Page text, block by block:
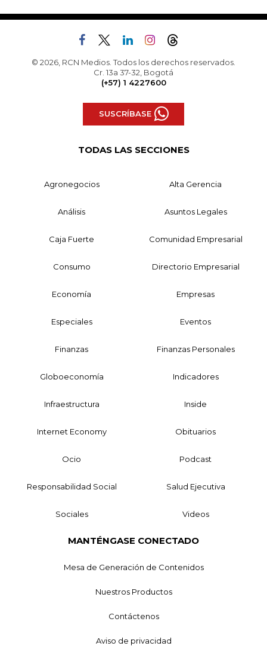
© 2026, RCN Medios. Todos los derechos reservados.
Cr. 13a 37-32, Bogotá
(+57) 1 4227600
SUSCRÍBASE
TODAS LAS SECCIONES
Agronegocios Alta Gerencia
Análisis Asuntos Legales
Caja Fuerte Comunidad Empresarial
Consumo Directorio Empresarial
Economía Empresas
Especiales Eventos
Finanzas Finanzas Personales
Globoeconomía Indicadores
Infraestructura Inside
Internet Economy Obituarios
Ocio Podcast
Responsabilidad Social Salud Ejecutiva
Sociales Videos
MANTÉNGASE CONECTADO
Mesa de Generación de Contenidos
Nuestros Productos
Contáctenos
Aviso de privacidad